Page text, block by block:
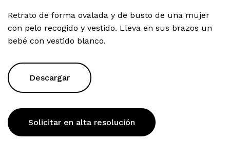
Retrato de forma ovalada y de busto de una mujer
con pelo recogido y vestido. Lleva en sus brazos un
bebé con vestido blanco.
Descargar
Solicitar en alta resolución